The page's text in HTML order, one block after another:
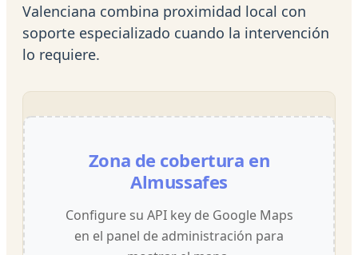
Valenciana combina proximidad local con
soporte especializado cuando la intervención
lo requiere.
Zona de cobertura en
Almussafes
Configure su API key de Google Maps
en el panel de administración para